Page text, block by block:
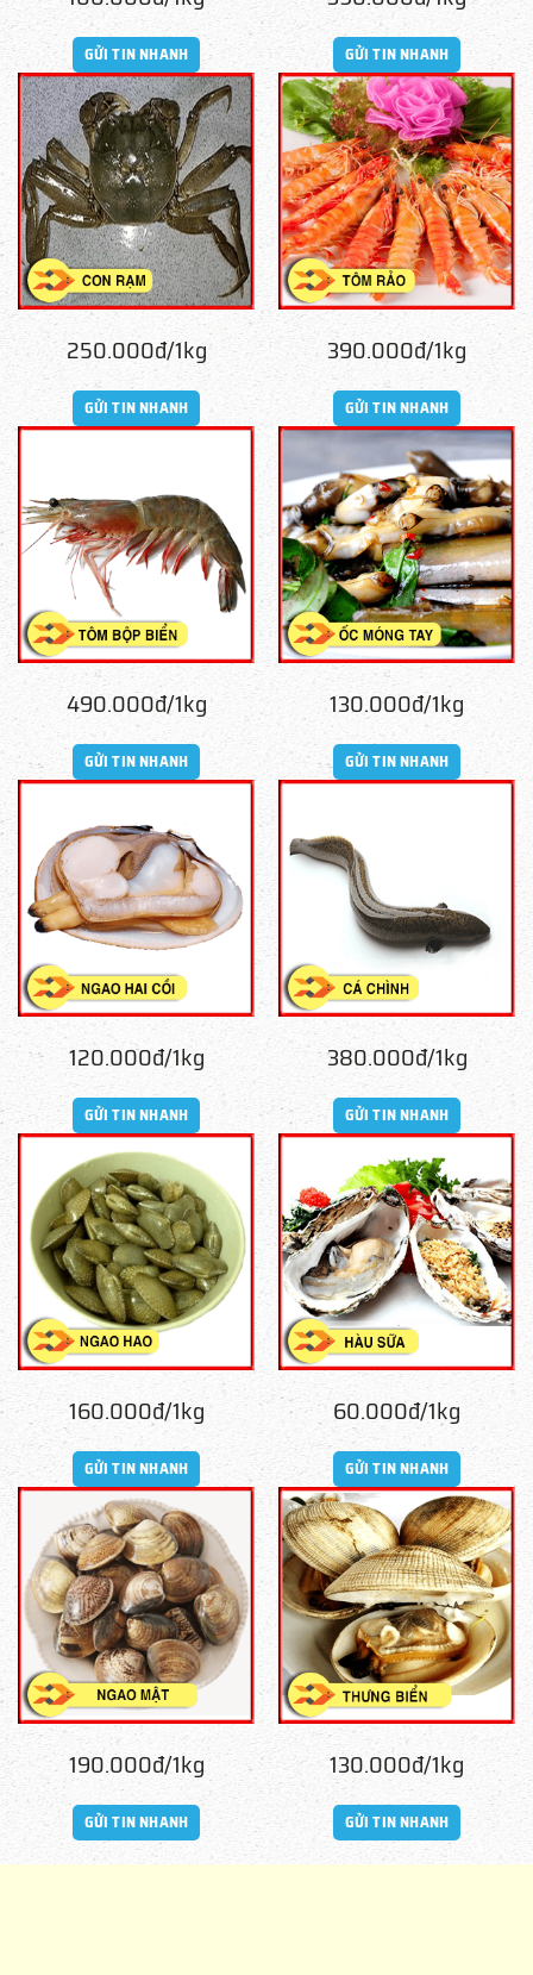
GỬI TIN NHANH GỬI TIN NHANH
250.000đ/1kg
GỬI TIN NHANH
390.000đ/1kg
GỬI TIN NHANH
490.000đ/1kg
GỬI TIN NHANH
130.000đ/1kg
GỬI TIN NHANH
120.000đ/1kg
GỬI TIN NHANH
380.000đ/1kg
GỬI TIN NHANH
160.000đ/1kg
GỬI TIN NHANH
60.000đ/1kg
GỬI TIN NHANH
190.000đ/1kg
GỬI TIN NHANH
130.000đ/1kg
GỬI TIN NHANH